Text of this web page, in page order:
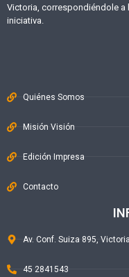
Victoria, correspondiéndole a
iniciativa.
Quiénes Somos
Misión Visión
Edición Impresa
Contacto
Av. Conf. Suiza 895,
45 2841543